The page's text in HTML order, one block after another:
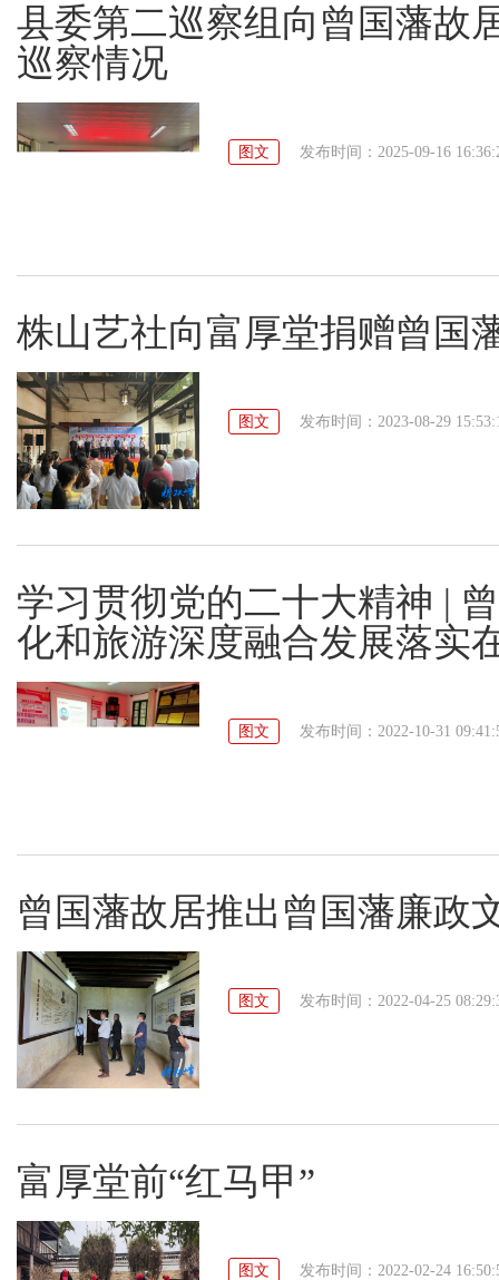
县委第二巡察组向曾国藩故
巡察情况
图文 发布时间：2025-09-16
株山艺社向富厚堂捐赠曾国
图文 发布时间：2023-08-29
学习贯彻党的二十大精神 |
化和旅游深度融合发展落实
图文 发布时间：2022-10-31
曾国藩故居推出曾国藩廉政
图文 发布时间：2022-04-25
富厚堂前“红马甲”
图文 发布时间：2022-02-24